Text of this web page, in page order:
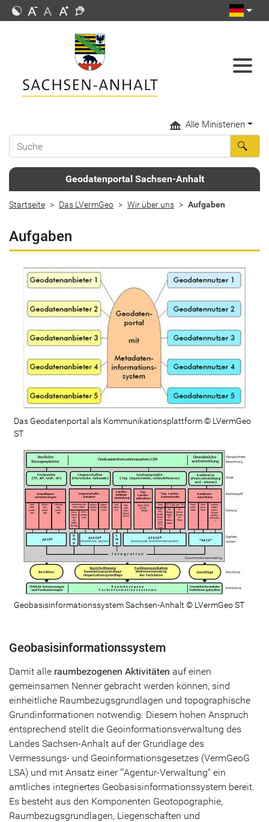
Alle Ministerien
Geodatenportal Sachsen-Anhalt
Startseite Das LVermGeo Wir über uns Aufgaben
Aufgaben
Das Geodatenportal als Kommunikationsplattform © LVermGeo
ST
Geobasisinformationssystem Sachsen-Anhalt © LVermGeo ST
Geobasisinformationssystem
Damit alle raumbezogenen Aktivitäten auf einen
gemeinsamen Nenner gebracht werden können, sind
einheitliche Raumbezugsgrundlagen und topographische
Grundinformationen notwendig. Diesem hohen Anspruch
entsprechend stellt die Geoinformationsverwaltung des
Landes Sachsen-Anhalt auf der Grundlage des
Vermessungs- und Geoinformationsgesetzes (VermGeoG
LSA) und mit Ansatz einer "'Agentur-Verwaltung" ein
amtliches integriertes Geobasisinformationssystem bereit.
Es besteht aus den Komponenten Geotopographie,
Raumbezugsgrundlagen, Liegenschaften und